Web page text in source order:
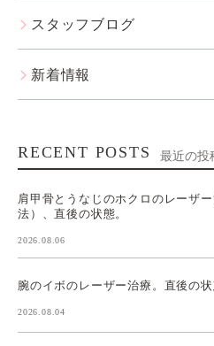
スタッフブログ
新着情報
RECENT POSTS 最近の投
肩甲骨とうなじのホクロのレーザ
法）、直後の状態。
2026.08.06
腕のイボのレーザー治療。直後の状
2026.08.04